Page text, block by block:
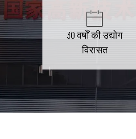
30 वर्षों की उद्योग
विरासत